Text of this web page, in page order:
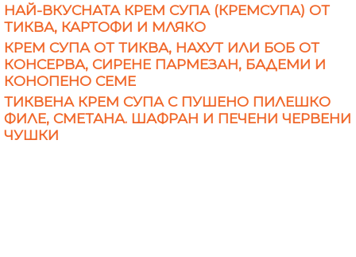
НАЙ-ВКУСНАТА КРЕМ СУПА (КРЕМСУПА) ОТ
ТИКВА, КАРТОФИ И МЛЯКО
КРЕМ СУПА ОТ ТИКВА, НАХУТ ИЛИ БОБ ОТ
КОНСЕРВА, СИРЕНЕ ПАРМЕЗАН, БАДЕМИ И
КОНОПЕНО СЕМЕ
ТИКВЕНА КРЕМ СУПА С ПУШЕНО ПИЛЕШКО
ФИЛЕ, СМЕТАНА. ШАФРАН И ПЕЧЕНИ ЧЕРВЕНИ
ЧУШКИ